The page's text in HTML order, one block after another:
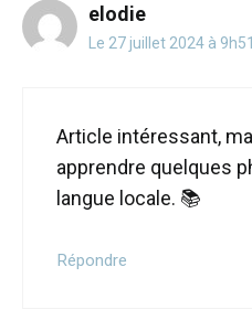
elodie
Le 27 juillet 2024 à 9h51
Article intéressant,
apprendre quelques
langue locale. 📚
Répondre